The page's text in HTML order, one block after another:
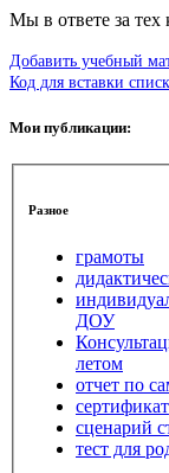
Мы в ответе за тех
Добавить учебный
Код для вставки
Мои публикации:
Разное
грамоты
ДОУ
летом
отчет по
сертификат
сценарий
тест для